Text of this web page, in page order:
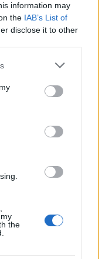
information may
the IAB’s List of
disclose it to other
the
Instagram